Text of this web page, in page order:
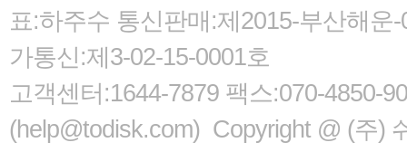
표:하주수 통신판매:제2015-부산해
가통신:제3-02-15-0001호
고객센터:1644-7879 팩스:070-4850-
(help@todisk.com) Copyright @ (주)